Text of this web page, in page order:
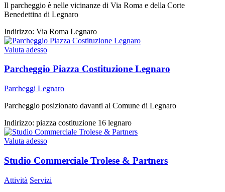
Il parcheggio è nelle vicinanze di Via Roma e della Corte
Benedettina di Legnaro
Indirizzo: Via Roma Legnaro
Valuta adesso
Parcheggio Piazza Costituzione Legnaro
Parcheggi Legnaro
Parcheggio posizionato davanti al Comune di Legnaro
Indirizzo: piazza costituzione 16 legnaro
Valuta adesso
Studio Commerciale Trolese & Partners
Attività Servizi